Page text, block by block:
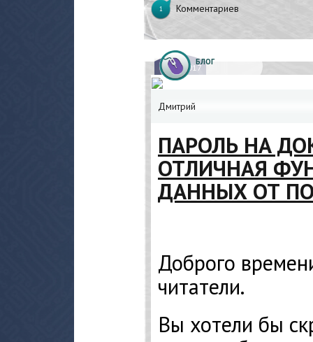
1 Комментариев
07.04.2017
БЛОГ
Дмитрий
ПАРОЛЬ НА
ОТЛИЧНАЯ
ДАННЫХ ОТ
Доброго
читатели.
Вы хотели бы